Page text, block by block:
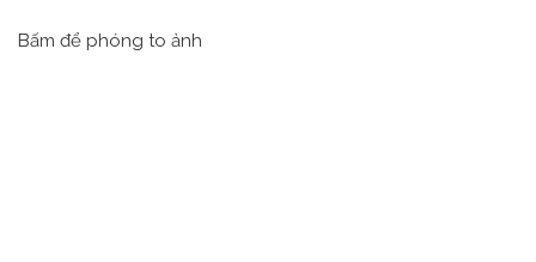
Bấm để phóng to ảnh